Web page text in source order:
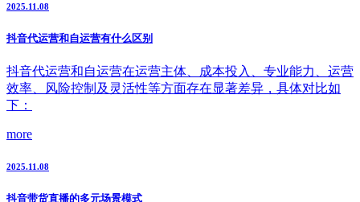
2025.11.08
抖音代运营和自运营有什么区别
抖音代运营和自运营在运营主体、成本投入、专业能力、运营
效率、风险控制及灵活性等方面存在显著差异，具体对比如
下：
more
2025.11.08
抖音带货直播的多元场景模式